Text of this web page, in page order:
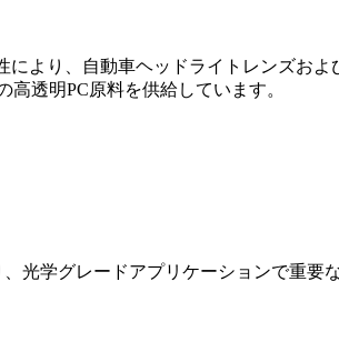
より、自動車ヘッドライトレンズお
透明PC原料を供給しています。
光学グレードアプリケーションで重要